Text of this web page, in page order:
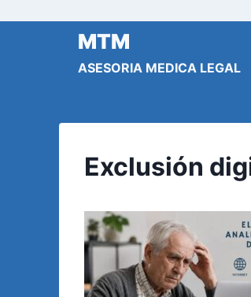
MTM
ASESORIA MEDICA LEGAL
Exclusión